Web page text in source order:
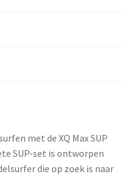
met de XQ Max SUP
SUP-set is ontworpen
die op zoek is naar